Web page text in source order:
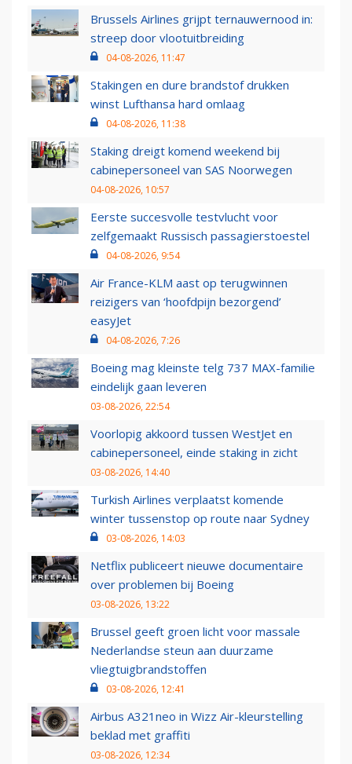
Brussels Airlines grijpt ternauwernood in:
streep door vlootuitbreiding
04-08-2026, 11:47
Stakingen en dure brandstof drukken
winst Lufthansa hard omlaag
04-08-2026, 11:38
Staking dreigt komend weekend bij
cabinepersoneel van SAS Noorwegen
04-08-2026, 10:57
Eerste succesvolle testvlucht voor
zelfgemaakt Russisch passagierstoestel
04-08-2026, 9:54
Air France-KLM aast op terugwinnen
reizigers van ‘hoofdpijn bezorgend’
easyJet
04-08-2026, 7:26
Boeing mag kleinste telg 737 MAX-familie
eindelijk gaan leveren
03-08-2026, 22:54
Voorlopig akkoord tussen WestJet en
cabinepersoneel, einde staking in zicht
03-08-2026, 14:40
Turkish Airlines verplaatst komende
winter tussenstop op route naar Sydney
03-08-2026, 14:03
Netflix publiceert nieuwe documentaire
over problemen bij Boeing
03-08-2026, 13:22
Brussel geeft groen licht voor massale
Nederlandse steun aan duurzame
vliegtuigbrandstoffen
03-08-2026, 12:41
Airbus A321neo in Wizz Air-kleurstelling
beklad met graffiti
03-08-2026, 12:34